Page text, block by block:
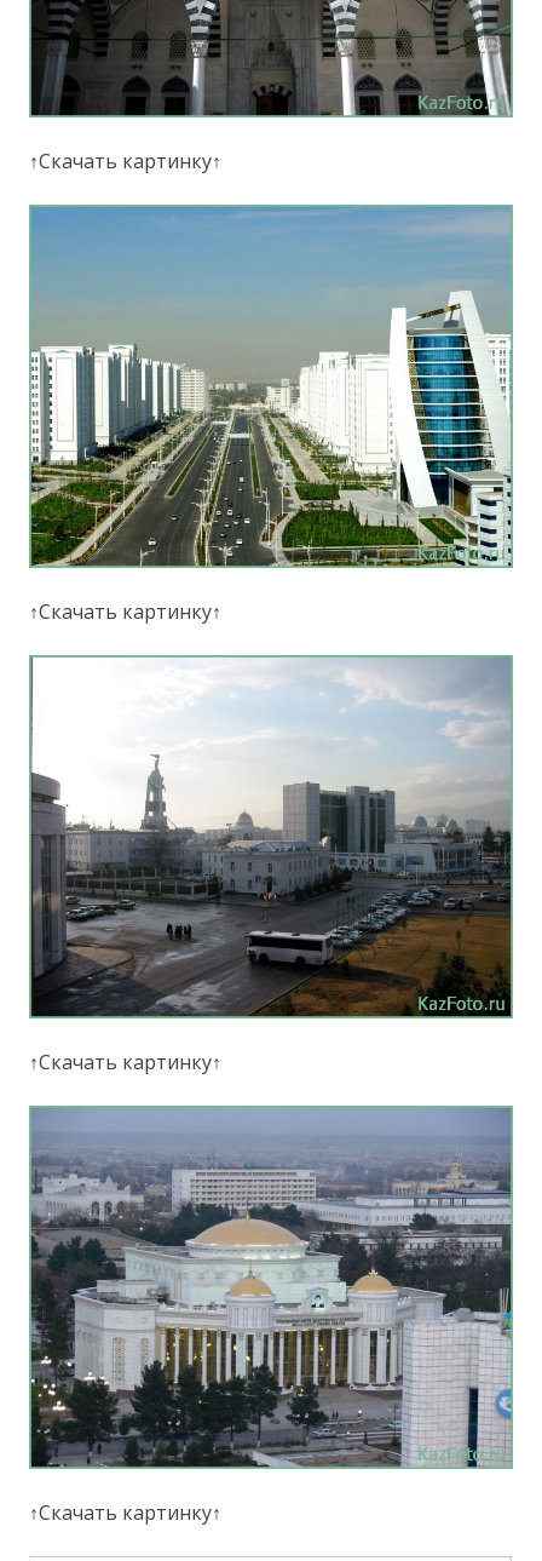
↑Скачать картинку↑
↑Скачать картинку↑
↑Скачать картинку↑
↑Скачать картинку↑